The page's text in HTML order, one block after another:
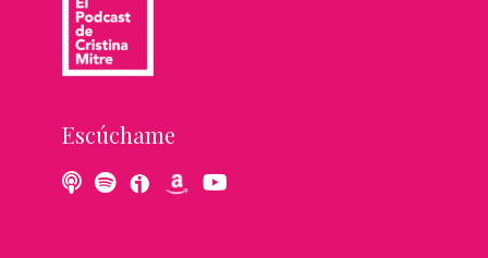
Escúchame